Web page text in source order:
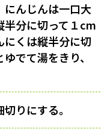
にんじんは一口大
半分に切って１cm
にくは縦半分に切
でて湯をきり、
りにする。